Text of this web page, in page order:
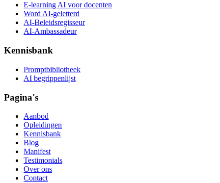
E-learning AI voor docenten
Word AI-geletterd
AI-Beleidsregisseur
AI-Ambassadeur
Kennisbank
Promptbibliotheek
AI begrippenlijst
Pagina's
Aanbod
Opleidingen
Kennisbank
Blog
Manifest
Testimonials
Over ons
Contact